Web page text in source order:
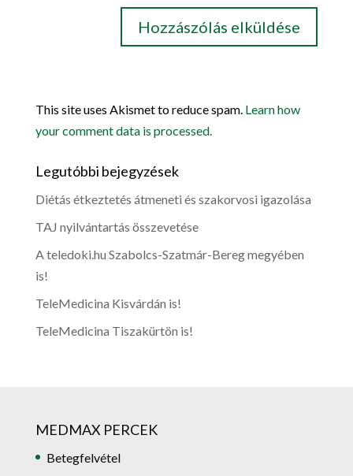
This site uses Akismet to reduce spam. Learn how
your comment data is processed.
Legutóbbi bejegyzések
Diétás étkeztetés átmeneti és szakorvosi igazolása
TAJ nyilvántartás összevetése
A teledoki.hu Szabolcs-Szatmár-Bereg megyében
is!
TeleMedicina Kisvárdán is!
TeleMedicina Tiszakürtön is!
MEDMAX PERCEK
Betegfelvétel